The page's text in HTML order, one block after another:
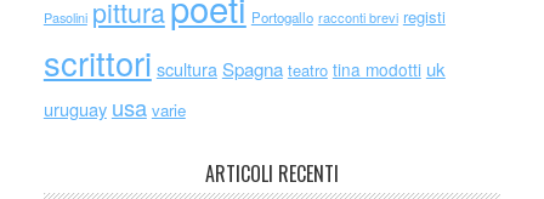
Pasolini pittura Portogallo racconti brevi registi
scrittori scultura Spagna teatro tina modotti uk
uruguay usa varie
ARTICOLI RECENTI